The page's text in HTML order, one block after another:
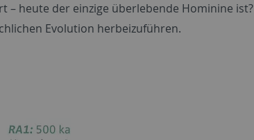
– heute der einzige überlebende Hominine ist?
Evolution herbeizuführen.